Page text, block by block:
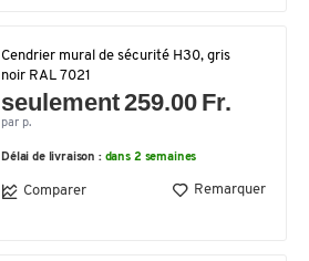
Cendrier mural de sécurité H30, gris
noir RAL 7021
seulement 259.00 Fr.
par p.
Délai de livraison : dans 2 semaines
Comparer Remarquer